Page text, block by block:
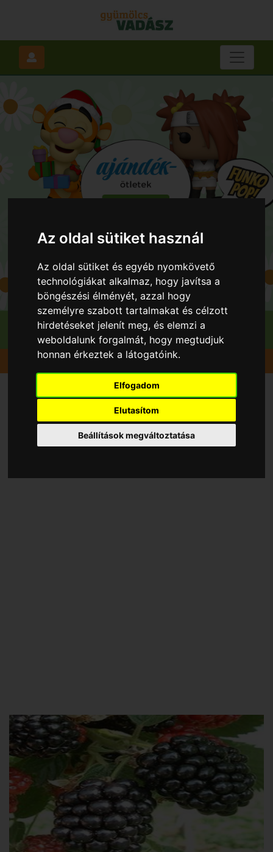
Az oldal sütiket használ
Az oldal sütiket és egyéb nyomkövető
technológiákat alkalmaz, hogy javítsa a
böngészési élményét, azzal hogy
személyre szabott tartalmakat és célzott
hirdetéseket jelenít meg, és elemzi a
weboldalunk forgalmát, hogy megtudjuk
honnan érkeztek a látogatóink.
Elfogadom
Elutasítom
Beállítások megváltoztatása
Gyümölcsök Szeder Loch-Ness konténeres